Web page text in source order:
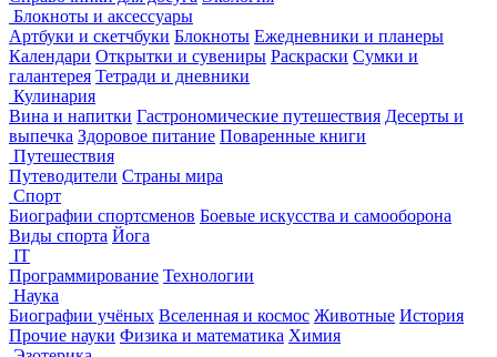
Блокноты и аксессуары
Артбуки и скетчбуки Блокноты Ежедневники и планеры
Календари Открытки и сувениры Раскраски Сумки и
галантерея Тетради и дневники
Кулинария
Вина и напитки Гастрономические путешествия Десерты и
выпечка Здоровое питание Поваренные книги
Путешествия
Путеводители Страны мира
Спорт
Биографии спортсменов Боевые искусства и самооборона
Виды спорта Йога
IT
Программирование Технологии
Наука
Биографии учёных Вселенная и космос Животные История
Прочие науки Физика и математика Химия